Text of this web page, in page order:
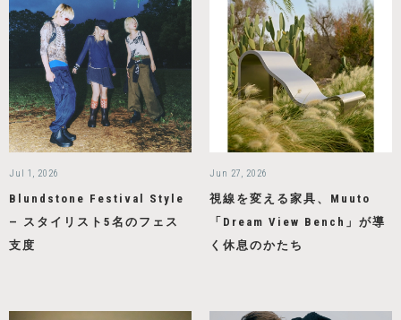
Jul 1, 2026
Blundstone Festival Style
— スタイリスト5名のフェス
支度
Jun 27, 2026
視線を変える家具、Muuto
「Dream View Bench」が導
く休息のかたち